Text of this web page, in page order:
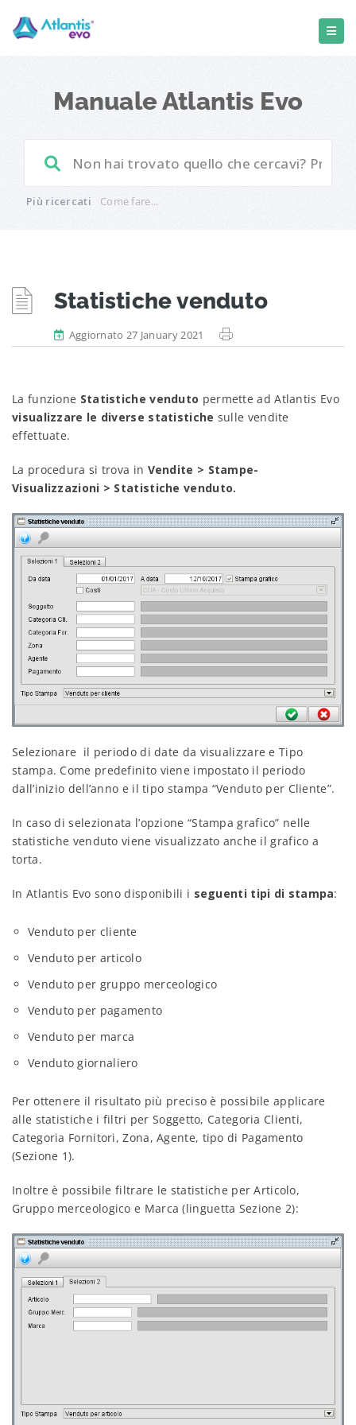
Manuale Atlantis Evo
Più ricercati Come fare...
Statistiche venduto
Aggiornato 27 January 2021
La funzione Statistiche venduto permette ad Atlantis Evo
visualizzare le diverse statistiche sulle vendite
effettuate.
La procedura si trova in Vendite > Stampe-
Visualizzazioni > Statistiche venduto.
Selezionare il periodo di date da visualizzare e Tipo
stampa. Come predefinito viene impostato il periodo
dall’inizio dell’anno e il tipo stampa “Venduto per Cliente”.
In caso di selezionata l’opzione “Stampa grafico” nelle
statistiche venduto viene visualizzato anche il grafico a
torta.
In Atlantis Evo sono disponibili i seguenti tipi di stampa:
Venduto per cliente
Venduto per articolo
Venduto per gruppo merceologico
Venduto per pagamento
Venduto per marca
Venduto giornaliero
Per ottenere il risultato più preciso è possibile applicare
alle statistiche i filtri per Soggetto, Categoria Clienti,
Categoria Fornitori, Zona, Agente, tipo di Pagamento
(Sezione 1).
Inoltre è possibile filtrare le statistiche per Articolo,
Gruppo merceologico e Marca (linguetta Sezione 2):